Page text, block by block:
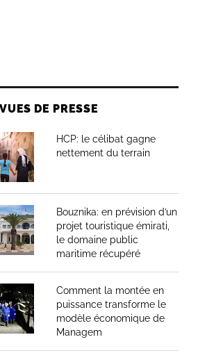
DE PRESSE
HCP: le célibat gagne
nettement du terrain
Bouznika: en prévision d’un
projet touristique émirati,
le domaine public
maritime récupéré
Comment la montée en
puissance transforme le
modèle économique de
Managem